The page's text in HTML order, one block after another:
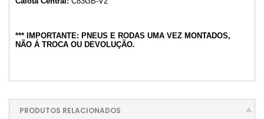
*** IMPORTANTE: PNEUS E RODAS UMA VEZ MONTADOS,
NÃO Á TROCA OU DEVOLUÇÃO.
PRODUTOS RELACIONADOS